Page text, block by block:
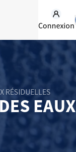
Connexion
RÉSIDUELLES
EAUX